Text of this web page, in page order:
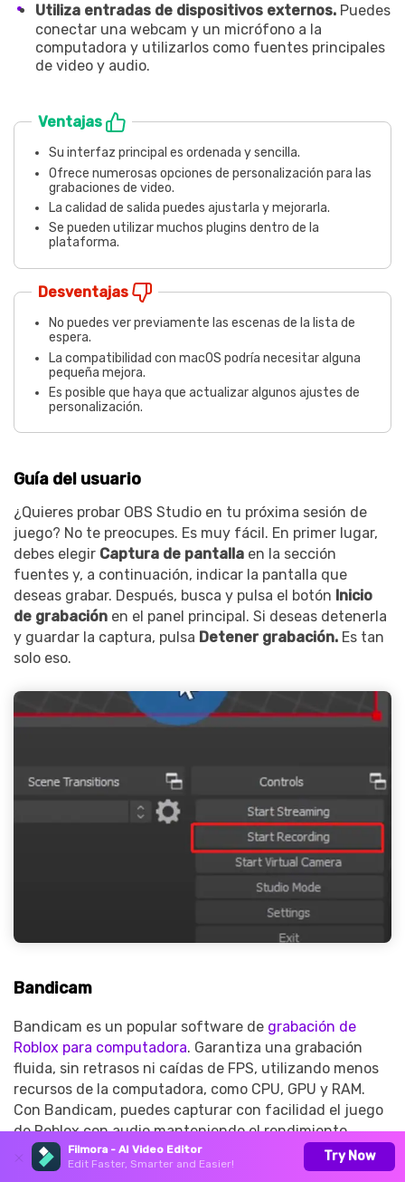
Filmora - AI Video Editor
Edit Faster, Smarter and Easier!
Try Now
Utiliza entradas de dispositivos externos. Puedes
conectar una webcam y un micrófono a la
computadora y utilizarlos como fuentes principales
de video y audio.
Ventajas
Su interfaz principal es ordenada y sencilla.
Ofrece numerosas opciones de personalización para las
grabaciones de video.
La calidad de salida puedes ajustarla y mejorarla.
Se pueden utilizar muchos plugins dentro de la
plataforma.
Desventajas
No puedes ver previamente las escenas de la lista de
espera.
La compatibilidad con macOS podría necesitar alguna
pequeña mejora.
Es posible que haya que actualizar algunos ajustes de
personalización.
Guía del usuario
¿Quieres probar OBS Studio en tu próxima sesión de
juego? No te preocupes. Es muy fácil. En primer lugar,
debes elegir Captura de pantalla en la sección
fuentes y, a continuación, indicar la pantalla que
deseas grabar. Después, busca y pulsa el botón Inicio
de grabación en el panel principal. Si deseas detenerla
y guardar la captura, pulsa Detener grabación. Es tan
solo eso.
Bandicam
Bandicam es un popular software de grabación de
Roblox para computadora. Garantiza una grabación
fluida, sin retrasos ni caídas de FPS, utilizando menos
recursos de la computadora, como CPU, GPU y RAM.
Con Bandicam, puedes capturar con facilidad el juego
de Roblox con audio manteniendo el rendimiento.
Admite juegos de alta resolución hasta 4K UHD y 480
FPS y exporta grabaciones en archivos de pequeño